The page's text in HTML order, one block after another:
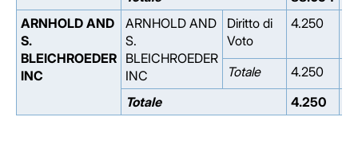
ARNHOLD AND
S.
BLEICHROEDER
INC
ARNHOLD AND
S.
BLEICHROEDER
INC
Diritto di
Voto
4.250
Totale 4.250
Totale
4.250